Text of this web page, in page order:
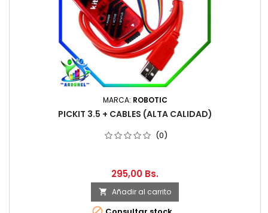
MARCA: ROBOTIC
PICKIT 3.5 + CABLES (ALTA CALIDAD)
(0)
295,00 Bs.
 Añadir al carrito